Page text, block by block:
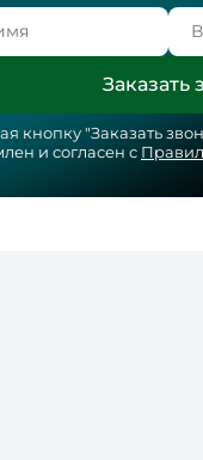
кнопку "Заказать
и согласен с